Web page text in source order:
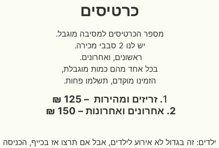
כרטיסים
מספר הכרטיסים למסיבה מוגבל.
יש לנו 2 סבבי מכירה.
ראשונים, ואחרונים.
בכל אחד מהם כמות מוגבלת,
הזמינו מוקדם, תשלמו פחות.
1. זריזים ומהירות – 125 ₪
2. אחרונים ואחרונות – 150 ₪
ילדים: זה בגדול לא אירוע לילדים, אבל אם תרצו אז בכייף, הכניסה